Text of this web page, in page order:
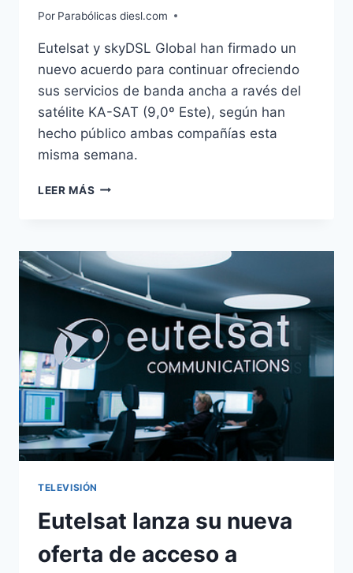
Por Parabólicas diesl.com
Eutelsat y skyDSL Global han firmado un
nuevo acuerdo para continuar ofreciendo
sus servicios de banda ancha a ravés del
satélite KA-SAT (9,0º Este), según han
hecho público ambas compañías esta
misma semana.
LEER MÁS EUTELSAT
FIRMAN
UN
NUEVO
ACUERDO
TELEVISIÓN
Eutelsat lanza su nueva
oferta de acceso a